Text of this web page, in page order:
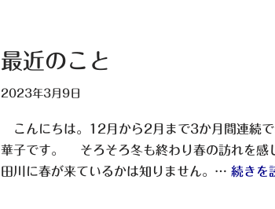
最近のこと
2023年3月9日
こんにちは。12月から2月まで3か月間連続
華子です。 そろそろ冬も終わり春の訪れを感
田川に春が来ているかは知りません。… 続きを